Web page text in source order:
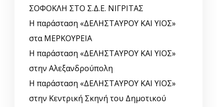
ΣΟΦΟΚΛΗ ΣΤΟ Σ.Δ.Ε. ΝΙΓΡΙΤΑΣ
Η παράσταση «ΔΕΛΗΣΤΑΥΡΟΥ ΚΑΙ ΥΙΟΣ»
στα ΜΕΡΚΟΥΡΕΙΑ
Η παράσταση «ΔΕΛΗΣΤΑΥΡΟΥ ΚΑΙ ΥΙΟΣ»
στην Αλεξανδρούπολη
Η παράσταση «ΔΕΛΗΣΤΑΥΡΟΥ ΚΑΙ ΥΙΟΣ»
στην Κεντρική Σκηνή του Δημοτικού